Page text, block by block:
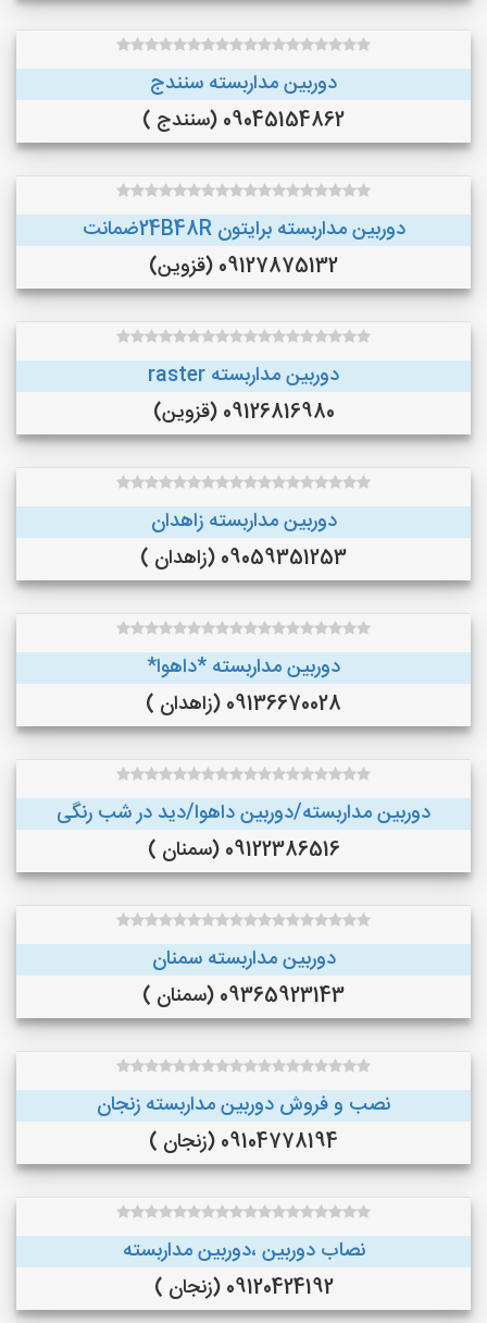
دوربین مداربسته سنندج
09045154862 (سنندج )
دوربین مداربسته برایتون 24B48Rضمانت
09127875132 (قزوین)
دوربین مداربسته raster
09126816980 (قزوین)
دوربین مداربسته زاهدان
09059351253 (زاهدان )
دوربین مداربسته *داهوا*
09136670028 (زاهدان )
دوربین مداربسته/دوربین داهوا/دید در شب رنگی
09122386516 (سمنان )
دوربین مداربسته سمنان
09365923143 (سمنان )
نصب و فروش دوربین مداربسته زنجان
09104778194 (زنجان )
نصاب دوربین ،دوربین مداربسته
09120424192 (زنجان )